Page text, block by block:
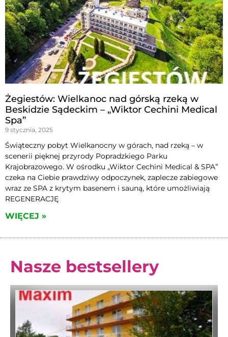
Żegiestów: Wielkanoc nad górską rzeką w
Beskidzie Sądeckim – „Wiktor Cechini Medical
Spa”
9 stycznia, 2025
Świąteczny pobyt Wielkanocny w górach, nad rzeką – w
scenerii pięknej przyrody Popradzkiego Parku
Krajobrazowego. W ośrodku „Wiktor Cechini Medical & SPA”
czeka na Ciebie prawdziwy odpoczynek, zaplecze zabiegowe
wraz ze SPA z krytym basenem i sauną, które umożliwiają
REGENERACJĘ
WIĘCEJ »
Nasze bestsellery